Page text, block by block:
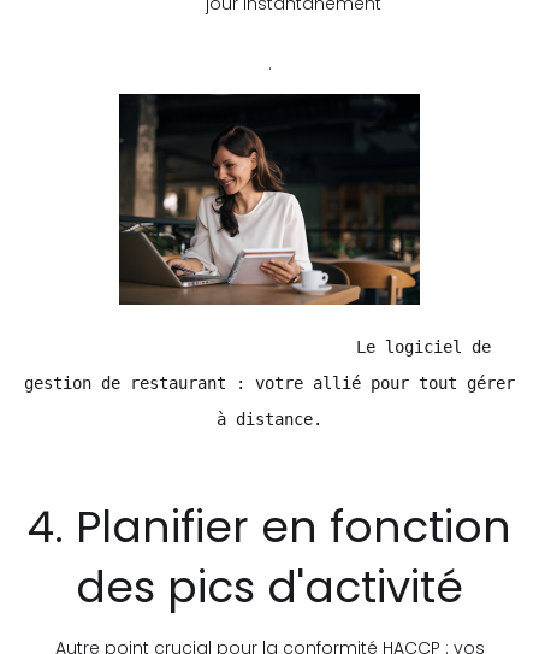
.
Le logiciel de
gestion de restaurant : votre allié pour tout gérer
à distance.
4. Planifier en fonction
des pics d'activité
Autre point crucial pour la conformité HACCP : vos